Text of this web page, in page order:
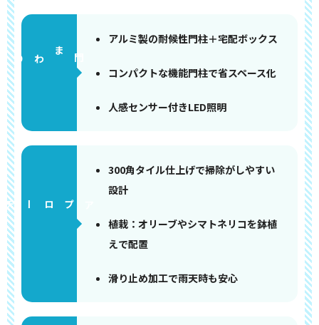
門まわり
アルミ製の耐候性門柱＋宅配ボックス
コンパクトな機能門柱で省スペース化
人感センサー付きLED照明
アプローチ
300角タイル仕上げで掃除がしやすい
設計
植栽：オリーブやシマトネリコを鉢植
えで配置
滑り止め加工で雨天時も安心